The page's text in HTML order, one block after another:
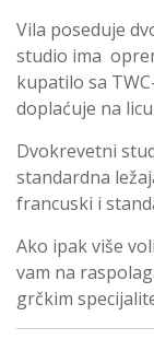
Vila poseduje
studio ima
kupatilo sa
doplaćuje na
Dvokrevetni
standardna
francuski i
Ako ipak više
vam na
grčkim